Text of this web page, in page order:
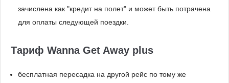
зачислена как "кредит на полет" и может быть потрачена
для оплаты следующей поездки.
Тариф Wanna Get Away plus
бесплатная пересадка на другой рейс по тому же